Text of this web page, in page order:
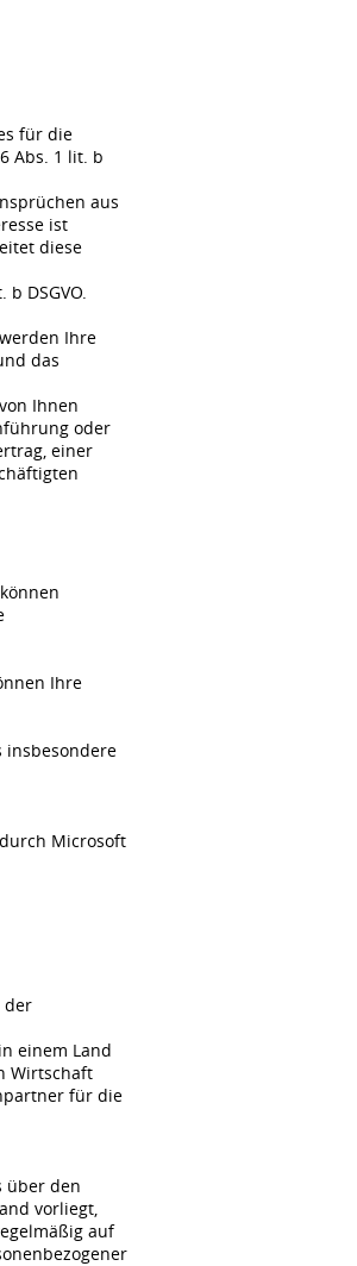
für die
Abs. 1 lit. b
aus
ist
diese
DSGVO.
Ihre
das
Ihnen
oder
einer
Ihre
insbesondere
Microsoft
der
einem Land
Wirtschaft
für die
über den
vorliegt,
auf